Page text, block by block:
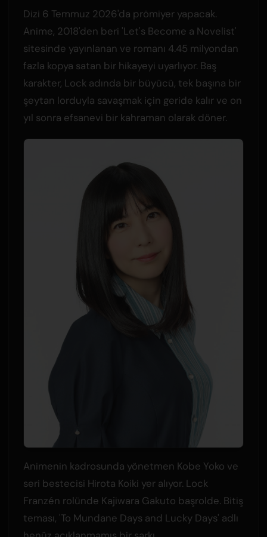
Dizi 6 Temmuz 2026'da prömiyer yapacak.
Anime, 2018'den beri 'Let's Become a Novelist'
sitesinde yayınlanan ve romanı 4.45 milyondan
fazla kopya satan bir hikayeyi uyarlıyor. Baş
karakter, Lock adında bir büyücü, tek başına bir
şeytan lorduyla savaşmak için geride kalır ve on
yıl sonra efsanevi bir kahraman olarak döner.
Animenin kadrosunda yönetmen Kobe Yoko ve
seri bestecisi Hirota Koiki yer alıyor. Lock
Franzén rolünde Kajiwara Gakuto başrolde. Bitiş
teması, 'To Mundane Days and Lucky Days' adlı